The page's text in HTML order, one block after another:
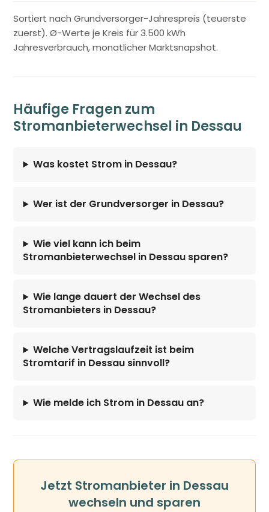
Sortiert nach Grundversorger-Jahrespreis (teuerste
zuerst). Ø-Werte je Kreis für 3.500 kWh
Jahresverbrauch, monatlicher Marktsnapshot.
Häufige Fragen zum
Stromanbieterwechsel in Dessau
Was kostet Strom in Dessau?
Wer ist der Grundversorger in Dessau?
Wie viel kann ich beim
Stromanbieterwechsel in Dessau sparen?
Wie lange dauert der Wechsel des
Stromanbieters in Dessau?
Welche Vertragslaufzeit ist beim
Stromtarif in Dessau sinnvoll?
Wie melde ich Strom in Dessau an?
Jetzt Stromanbieter in Dessau
wechseln und sparen